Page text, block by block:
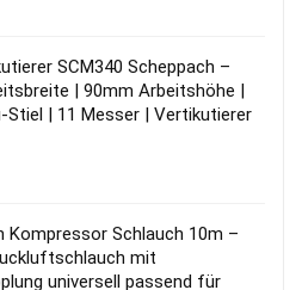
SCM340 Scheppach –
| 90mm Arbeitshöhe |
Stiel | 11 Messer | Vertikutierer
Kompressor Schlauch 10m –
mit
universell passend für